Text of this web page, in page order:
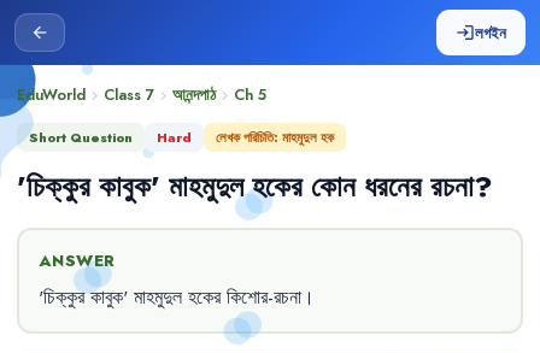
arrow_back loginলগইন
EduWorld chevron_right Class 7 chevron_right আনন্দপাঠchevron_right Ch 5
Short Question Hard লেখক পরিচিতি: মাহমুদুল হক
'চিক্কুর কাবুক' মাহমুদুল হকের কোন ধরনের রচনা?
ANSWER
'চিক্কুর কাবুক' মাহমুদুল হকের কিশোর-রচনা।